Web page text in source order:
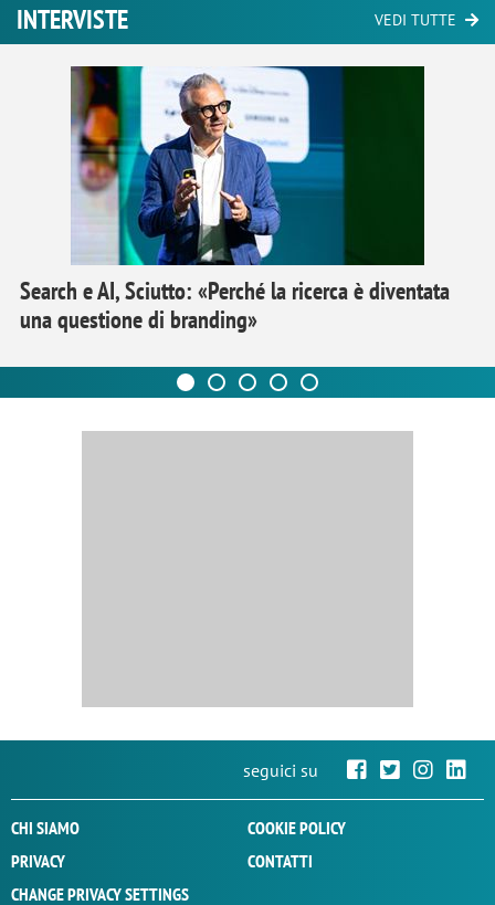
INTERVISTE VEDI TUTTE
Search e AI, Sciutto: «Perché la ricerca è diventata
una questione di branding»
seguici su
CHI SIAMO
COOKIE POLICY
PRIVACY
CONTATTI
CHANGE PRIVACY SETTINGS